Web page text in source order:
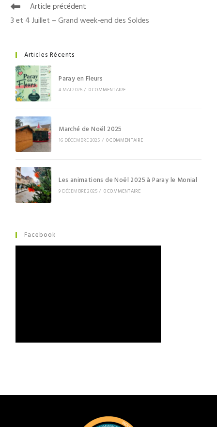
Article précédent
3 et 4 Juillet – Grand week-end des Soldes
Articles Récents
Paray en Fleurs
4 MAI 2026 / 0 COMMENTAIRE
Marché de Noël 2025
16 DÉCEMBRE 2025 / 0 COMMENTAIRE
Les animations de Noël 2025 à Paray le Monial
9 DÉCEMBRE 2025 / 0 COMMENTAIRE
Facebook